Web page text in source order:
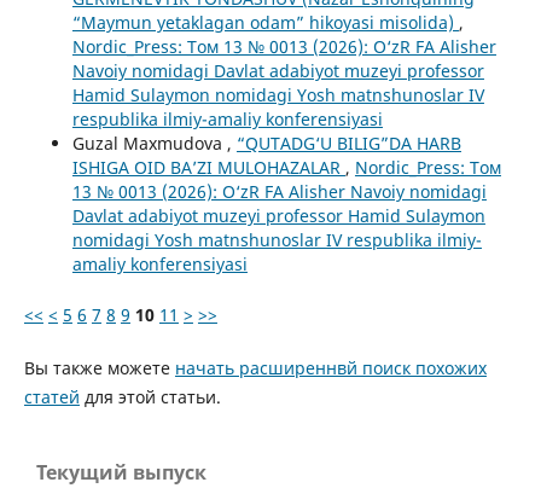
“Maymun yetaklagan odam” hikoyasi misolida) ,
Nordic_Press: Том 13 № 0013 (2026): O‘zR FA Alisher
Navoiy nomidagi Davlat adabiyot muzeyi professor
Hamid Sulaymon nomidagi Yosh matnshunoslar IV
respublika ilmiy-amaliy konferensiyasi
Guzal Maxmudova , “QUTADG‘U BILIG”DA HARB
ISHIGA OID BA’ZI MULOHAZALAR , Nordic_Press: Том
13 № 0013 (2026): O‘zR FA Alisher Navoiy nomidagi
Davlat adabiyot muzeyi professor Hamid Sulaymon
nomidagi Yosh matnshunoslar IV respublika ilmiy-
amaliy konferensiyasi
<< < 5 6 7 8 9 10 11 > >>
Вы также можете начать расширеннвй поиск похожих
статей для этой статьи.
Текущий выпуск